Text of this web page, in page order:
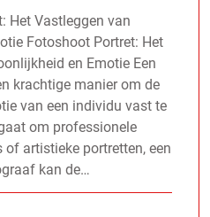
Het Vastleggen van
Fotoshoot Portret: Het
en Emotie Een
krachtige manier om de
van een individu vast te
om professionele
of artistieke portretten, een
kan de…